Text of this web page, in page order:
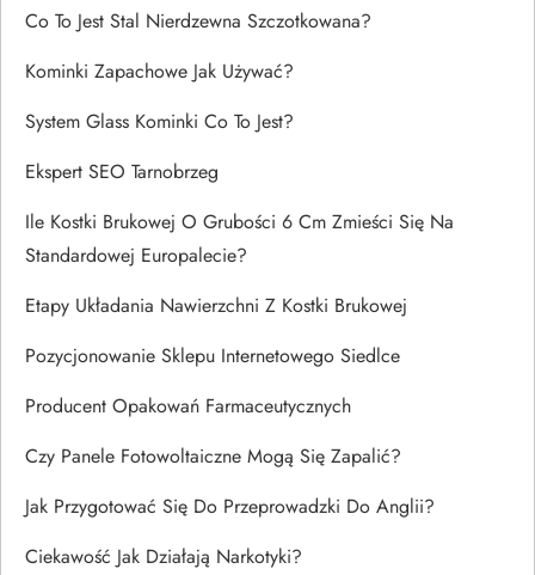
Co To Jest Stal Nierdzewna Szczotkowana?
Kominki Zapachowe Jak Używać?
System Glass Kominki Co To Jest?
Ekspert SEO Tarnobrzeg
Ile Kostki Brukowej O Grubości 6 Cm Zmieści Się Na
Standardowej Europalecie?
Etapy Układania Nawierzchni Z Kostki Brukowej
Pozycjonowanie Sklepu Internetowego Siedlce
Producent Opakowań Farmaceutycznych
Czy Panele Fotowoltaiczne Mogą Się Zapalić?
Jak Przygotować Się Do Przeprowadzki Do Anglii?
Ciekawość Jak Działają Narkotyki?